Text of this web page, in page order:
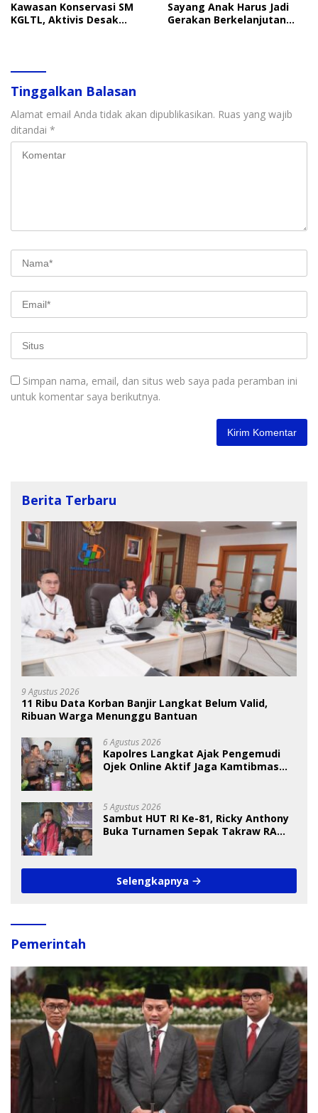
Kawasan Konservasi SM
KGLTL, Aktivis Desak
Sayang Anak Harus Jadi
Gerakan Berkelanjutan
Tinggalkan Balasan
Alamat email Anda tidak akan dipublikasikan. Ruas yang wajib
ditandai *
Simpan nama, email, dan situs web saya pada peramban ini
untuk komentar saya berikutnya.
Berita Terbaru
9 Agustus 2026
11 Ribu Data Korban Banjir Langkat Belum Valid,
Ribuan Warga Menunggu Bantuan
6 Agustus 2026
Kapolres Langkat Ajak Pengemudi
Ojek Online Aktif Jaga Kamtibmas
5 Agustus 2026
Sambut HUT RI Ke-81, Ricky Anthony
Buka Turnamen Sepak Takraw RA
Selengkapnya
Pemerintah